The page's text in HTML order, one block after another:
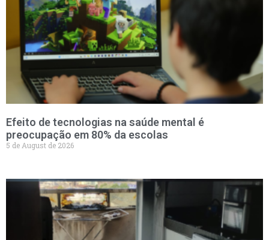
Efeito de tecnologias na saúde mental é
preocupação em 80% da escolas
5 de August de 2026